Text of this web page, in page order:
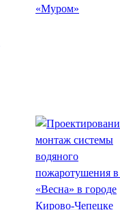
«Муром»